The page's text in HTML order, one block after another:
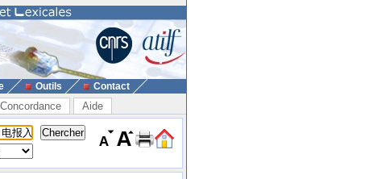
Outils Contact
Concordance Aide